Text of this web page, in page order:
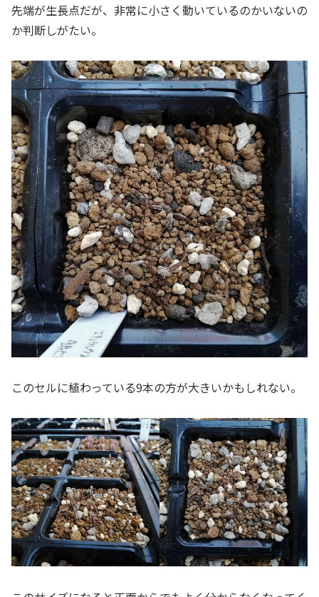
先端が生長点だが、非常に小さく動いているのかいないの
か判断しがたい。
このセルに植わっている9本の方が大きいかもしれない。